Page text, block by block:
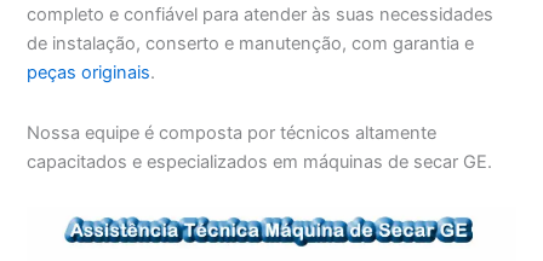
completo e confiável para atender às suas necessidades
de instalação, conserto e manutenção, com garantia e
peças originais.
Nossa equipe é composta por técnicos altamente
capacitados e especializados em máquinas de secar GE.